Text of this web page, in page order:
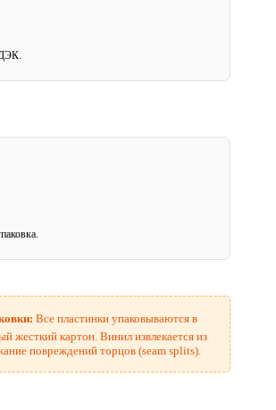
Все пластинки упаковываются в
жесткий картон. Винил извлекается из
повреждений торцов (seam splits).